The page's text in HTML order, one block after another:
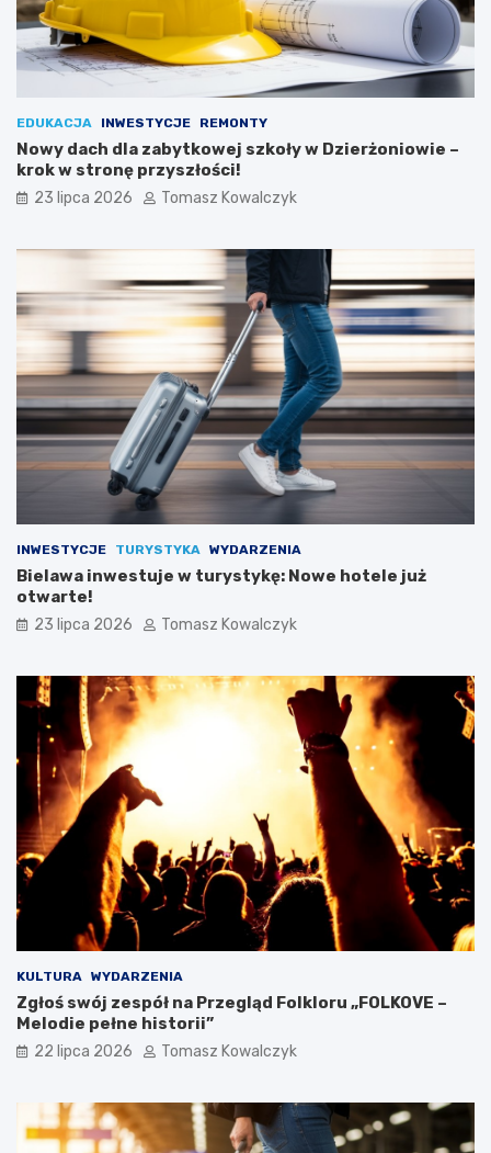
EDUKACJA INWESTYCJE REMONTY
Nowy dach dla zabytkowej szkoły w Dzierżoniowie –
krok w stronę przyszłości!
23 lipca 2026 Tomasz Kowalczyk
INWESTYCJE TURYSTYKA WYDARZENIA
Bielawa inwestuje w turystykę: Nowe hotele już
otwarte!
23 lipca 2026 Tomasz Kowalczyk
KULTURA WYDARZENIA
Zgłoś swój zespół na Przegląd Folkloru „FOLKOVE –
Melodie pełne historii”
22 lipca 2026 Tomasz Kowalczyk